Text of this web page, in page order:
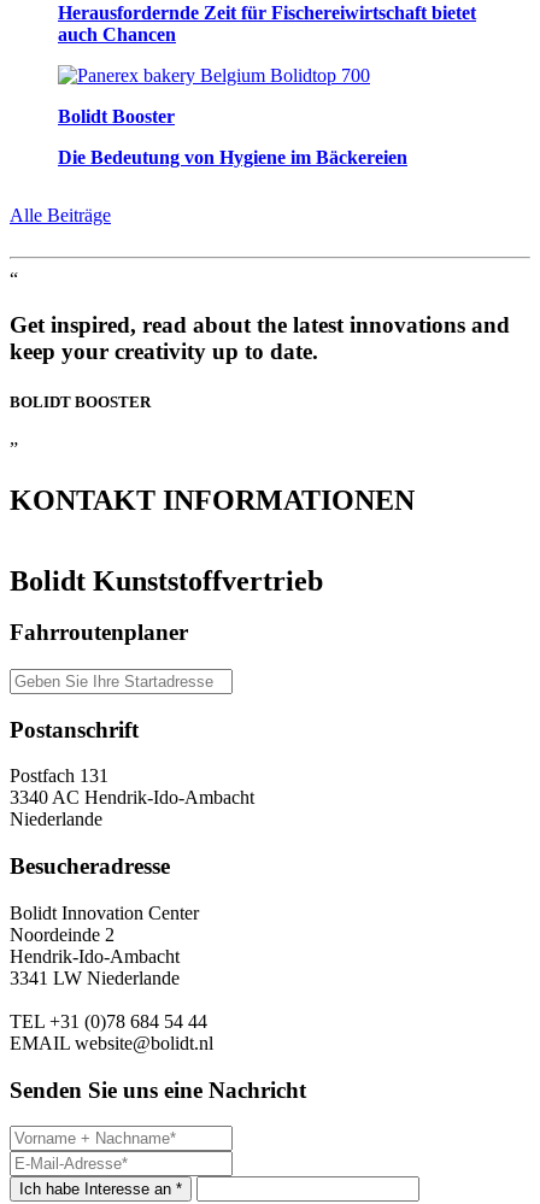
Herausfordernde Zeit für Fischereiwirtschaft bietet
auch Chancen
Bolidt Booster
Die Bedeutung von Hygiene im Bäckereien
Alle Beiträge
“
Get inspired, read about the latest innovations and
keep your creativity up to date.
BOLIDT BOOSTER
”
KONTAKT INFORMATIONEN
Bolidt Kunststoffvertrieb
Fahrroutenplaner
Postanschrift
Postfach 131
3340 AC Hendrik-Ido-Ambacht
Niederlande
Besucheradresse
Bolidt Innovation Center
Noordeinde 2
Hendrik-Ido-Ambacht
3341 LW Niederlande
TEL +31 (0)78 684 54 44
EMAIL website@bolidt.nl
Senden Sie uns eine Nachricht
Ich habe Interesse an *